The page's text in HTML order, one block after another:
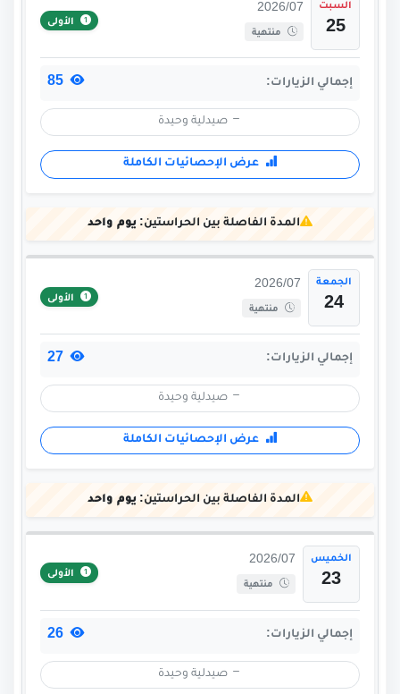
السبت
25
2026/07
منتهية
الأولى
إجمالي الزيارات:
صيدلية وحيدة
عرض الإحصائيات الكاملة
المدة الفاصلة بين الحراستين: يوم واحد
الجمعة
24
2026/07
منتهية
الأولى
إجمالي الزيارات:
صيدلية وحيدة
عرض الإحصائيات الكاملة
المدة الفاصلة بين الحراستين: يوم واحد
الخميس
23
2026/07
منتهية
الأولى
إجمالي الزيارات:
صيدلية وحيدة